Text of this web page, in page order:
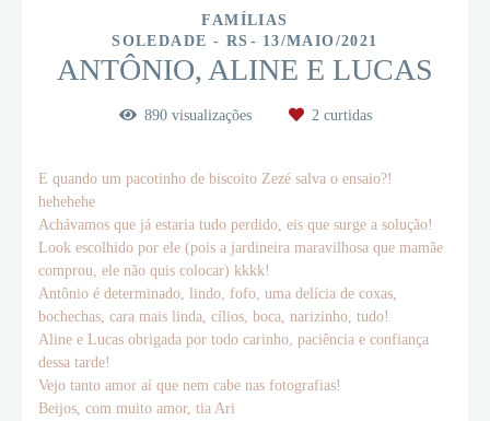
FAMÍLIAS
SOLEDADE - RS
13/MAIO/2021
ANTÔNIO, ALINE E LUCAS
890visualizações 2 curtidas
E quando um pacotinho de biscoito Zezé salva o ensaio?!
hehehehe
Achávamos que já estaria tudo perdido, eis que surge a solução!
Look escolhido por ele (pois a jardineira maravilhosa que mamãe
comprou, ele não quis colocar) kkkk!
Antônio é determinado, lindo, fofo, uma delícia de coxas,
bochechas, cara mais linda, cílios, boca, narizinho, tudo!
Aline e Lucas obrigada por todo carinho, paciência e confiança
dessa tarde!
Vejo tanto amor aí que nem cabe nas fotografias!
Beijos, com muito amor, tia Ari